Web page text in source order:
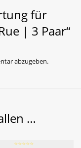
für
| 3 Paar“
abzugeben.
…
⭐️⭐️⭐️⭐️⭐️